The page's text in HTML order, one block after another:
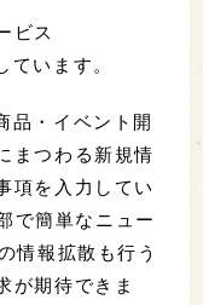
ビス
います。
品・イベント開
まつわる新規情
項を入力してい
で簡単なニュー
情報拡散も行う
が期待できま